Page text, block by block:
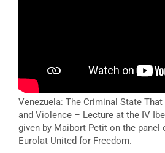
Venezuela: The Criminal State
and Violence – Lecture at the IV
given by Maibort Petit on the panel
Eurolat United for Freedom.